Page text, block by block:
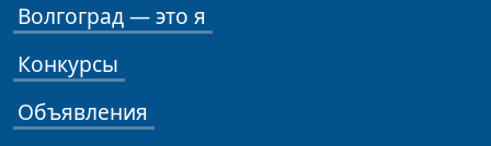
Волгоград — это я
Конкурсы
Объявления